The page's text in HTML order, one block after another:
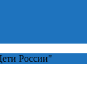
России"